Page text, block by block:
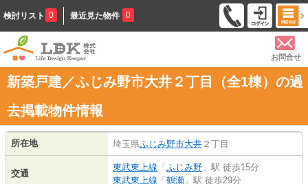
検討リスト 0 最近見た物件 0
お問合せ
新築戸建／ふじみ野市大井２丁目（全1棟）の過
去掲載物件情報
所在地 埼玉県ふじみ野市大井 ２丁目
交通
東武東上線 「 ふじみ野 」駅 徒歩15分
東武東上線 「 鶴瀬 」駅 徒歩29分